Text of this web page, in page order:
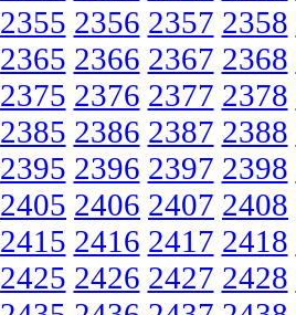
2355 2356 2357 2358
2365 2366 2367 2368
2375 2376 2377 2378
2385 2386 2387 2388
2395 2396 2397 2398
2405 2406 2407 2408
2415 2416 2417 2418
2425 2426 2427 2428